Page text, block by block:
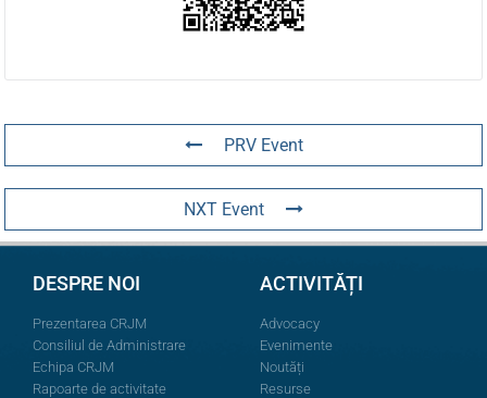
PRV Event
NXT Event
DESPRE NOI
Prezentarea CRJM
Consiliul de Administrare
Echipa CRJM
Rapoarte de activitate
ACTIVITĂȚI
Advocacy
Evenimente
Noutăți
Resurse